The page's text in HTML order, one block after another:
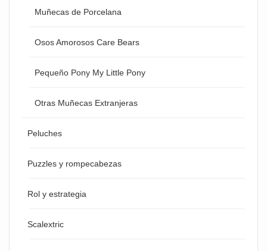
Muñecas de Porcelana
Osos Amorosos Care Bears
Pequeño Pony My Little Pony
Otras Muñecas Extranjeras
Peluches
Puzzles y rompecabezas
Rol y estrategia
Scalextric